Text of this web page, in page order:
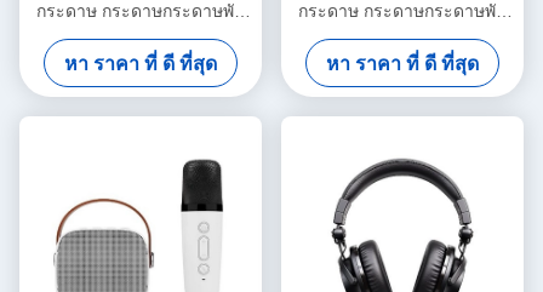
กระดาษ กระดาษกระดาษพับ
ขาว / ดํา / ทองแดง กล่องของ
ขวัญแม่เหล็กหรู
หา ราคา ที่ ดี ที่สุด
กระดาษ กระดาษกระดาษพับ
ขาว / ดํา / ทองแดง กล่องของ
ขวัญแม่เหล็กหรู
หา ราคา ที่ ดี ที่สุด